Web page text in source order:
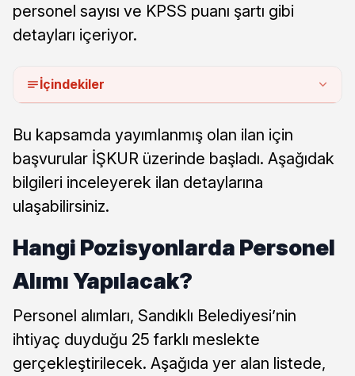
personel sayısı ve KPSS puanı şartı gibi
detayları içeriyor.
İçindekiler
Bu kapsamda yayımlanmış olan ilan için
başvurular İŞKUR üzerinde başladı. Aşağıdak
bilgileri inceleyerek ilan detaylarına
ulaşabilirsiniz.
Hangi Pozisyonlarda Personel
Alımı Yapılacak?
Personel alımları, Sandıklı Belediyesi’nin
ihtiyaç duyduğu 25 farklı meslekte
gerçekleştirilecek. Aşağıda yer alan listede,